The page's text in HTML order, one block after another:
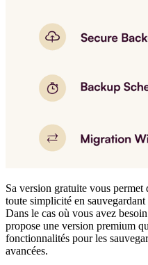
Sa version gratuite vous
toute simplicité en sauvegardant
Dans le cas où vous avez
propose une version premium
fonctionnalités pour les
avancées.